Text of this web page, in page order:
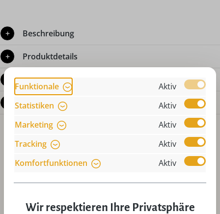
Beschreibung
Produktdetails
Bewertungen
Fragen zum Produkt
Zubehör
Funktionale
Aktiv
Statistiken
Aktiv
Marketing
Aktiv
Tracking
Aktiv
Komfortfunktionen
Aktiv
Wir respektieren Ihre Privatsphäre